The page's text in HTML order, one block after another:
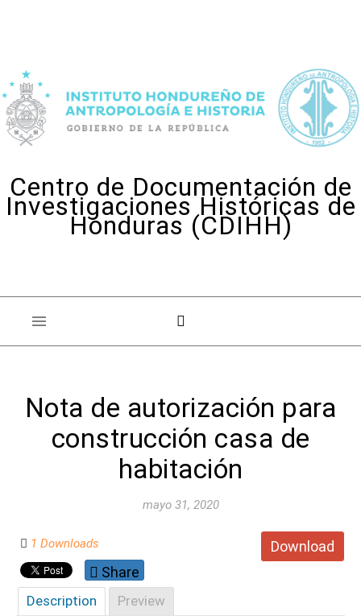
Centro de Documentación de
Investigaciones Históricas de
Honduras (CDIHH)
Nota de autorización para
construcción casa de
habitación
mayo 31, 2020
Download
1 Downloads
Share
Description Preview